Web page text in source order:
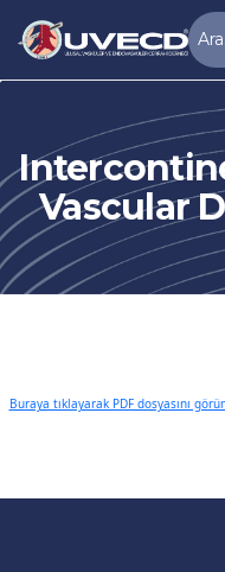
Vascular
Buraya tıklayarak PDF dosyasını